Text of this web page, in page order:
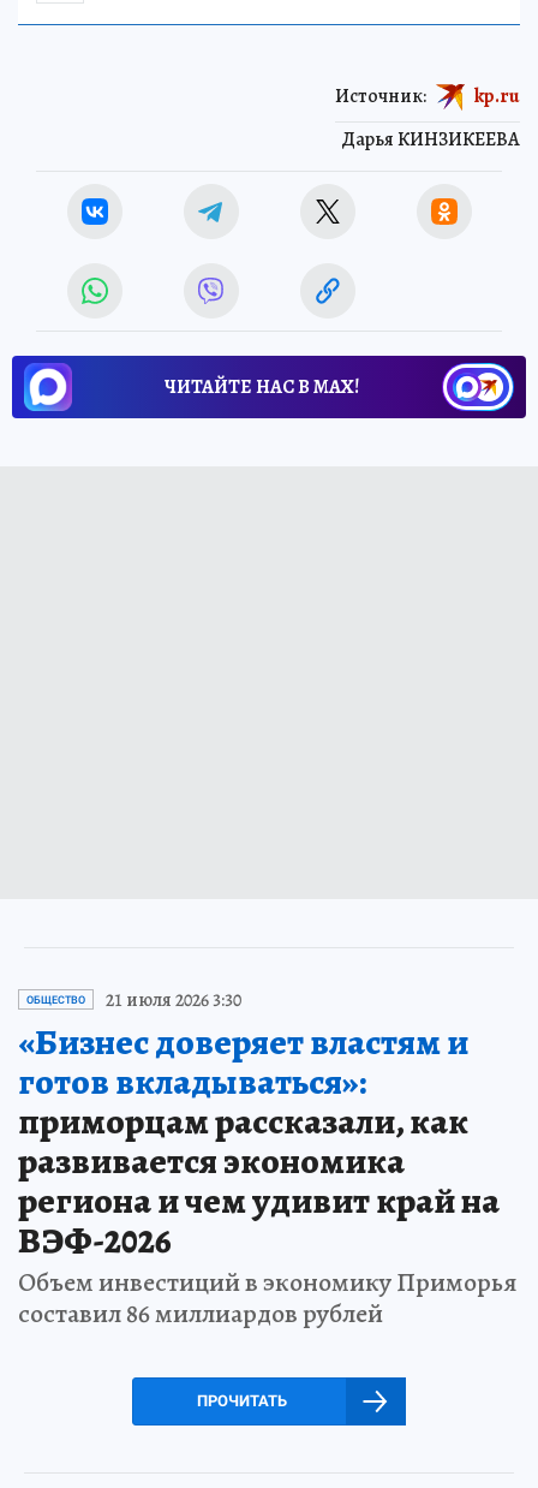
Дарья КИНЗИКЕЕВА
Источник: kp.ru
ЧИТАЙТЕ НАС В МАХ!
ОБЩЕСТВО 21 июля 2026 3:30
«Бизнес доверяет властям и
готов вкладываться»:
приморцам рассказали, как
развивается экономика
региона и чем удивит край на
ВЭФ-2026
Объем инвестиций в экономику Приморья
составил 86 миллиардов рублей
ПРОЧИТАТЬ